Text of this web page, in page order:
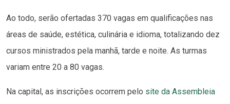
Ao todo, serão ofertadas 370 vagas em qualificações nas
áreas de saúde, estética, culinária e idioma, totalizando dez
cursos ministrados pela manhã, tarde e noite. As turmas
variam entre 20 a 80 vagas.
Na capital, as inscrições ocorrem pelo site da Assembleia